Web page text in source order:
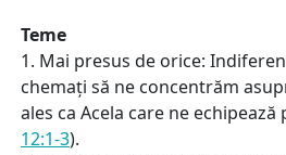
Teme
1. Mai presus de orice:
chemați să ne concentrăm
ales ca Acela care ne
12:1-3).